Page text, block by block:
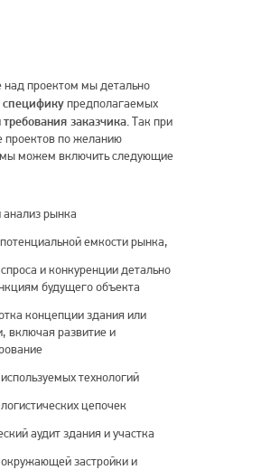
над проектом мы детально
спецификупредполагаемых
требования заказчика . Так при
проектов по желанию
мы можем включить следующие
рынка
емкости рынка,
и конкуренции детально
будущего объекта
концепции здания или
включая развитие и
технологий
цепочек
аудит здания и участка
застройки и